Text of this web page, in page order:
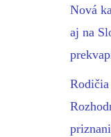
Nová
aj na
Rodičia